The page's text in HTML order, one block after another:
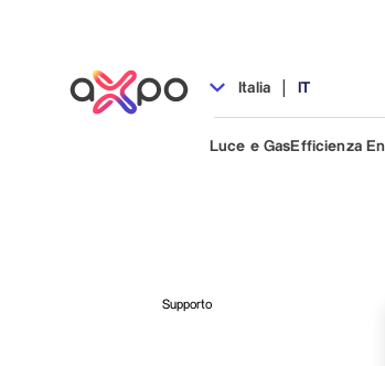
Italia | IT
Luce e GasEfficienza
Supporto